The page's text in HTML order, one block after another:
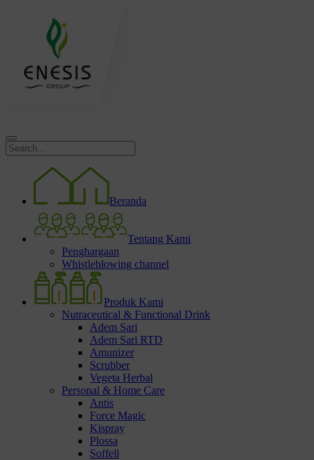
Beranda
Tentang Kami
Penghargaan
Whistleblowing channel
Produk Kami
Nutraceutical & Functional Drink
Adem Sari
Adem Sari RTD
Amunizer
Scrubber
Vegeta Herbal
Personal & Home Care
Antis
Force Magic
Kispray
Plossa
Soffell